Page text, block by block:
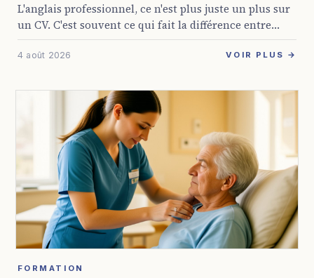
L'anglais professionnel, ce n'est plus juste un plus sur
un CV. C'est souvent ce qui fait la différence entre
rester bloqué dans son poste et décrocher une mission
internationale, animer ...
4 août 2026 VOIR PLUS →
FORMATION